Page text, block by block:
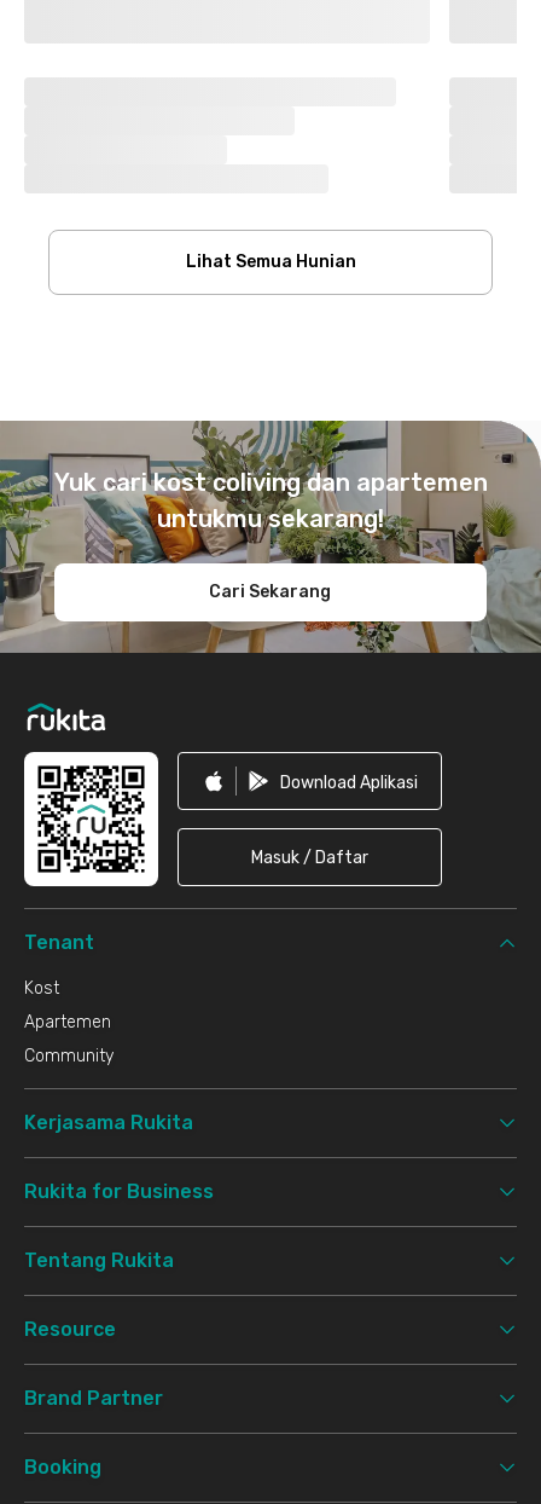
Lihat Semua Hunian
Yuk cari kost coliving dan apartemen
untukmu sekarang!
Cari Sekarang
Download Aplikasi
Masuk / Daftar
Tenant
Kost
Apartemen
Community
Kerjasama Rukita
Rukita for Business
Tentang Rukita
Resource
Brand Partner
Booking